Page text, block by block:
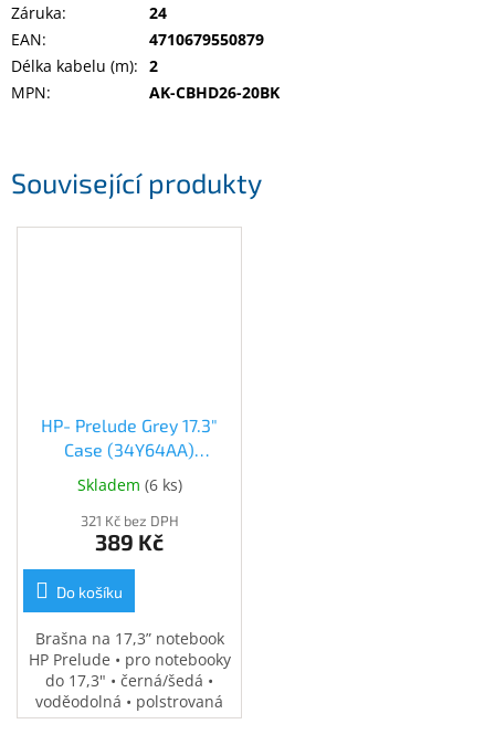
Inpraise
Kamerové
systémy
MILESIGHT
Přihlášení
Související produkty
HP- Prelude Grey 17.3"
Case (34Y64AA)
(34Y64AA)
Skladem (6 ks)
321 Kč bez DPH
389 Kč
Do košíku
Brašna na 17,3” notebook
HP Prelude • pro notebooky
do 17,3" • černá/šedá •
voděodolná • polstrovaná
přihrádka na notebook •
Záruka:
24
EAN:
4710679550879
Délka kabelu (m): 2
MPN: AK-CBHD26-20BK